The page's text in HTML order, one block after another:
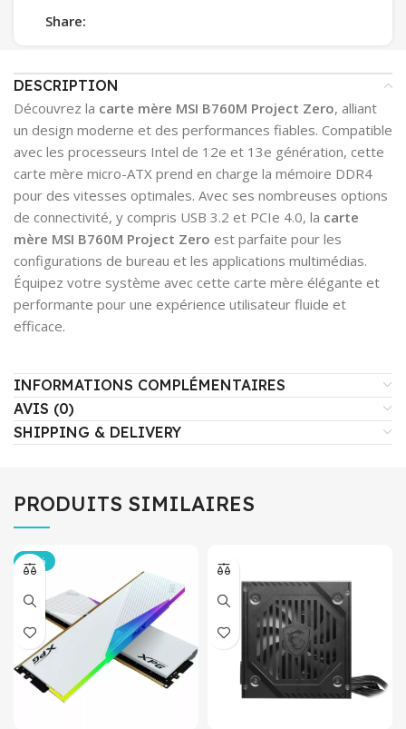
Share:
DESCRIPTION
Découvrez la carte mère MSI B760M Project Zero, alliant
un design moderne et des performances fiables. Compatible
avec les processeurs Intel de 12e et 13e génération, cette
carte mère micro-ATX prend en charge la mémoire DDR4
pour des vitesses optimales. Avec ses nombreuses options
de connectivité, y compris USB 3.2 et PCIe 4.0, la carte
mère MSI B760M Project Zero est parfaite pour les
configurations de bureau et les applications multimédias.
Équipez votre système avec cette carte mère élégante et
performante pour une expérience utilisateur fluide et
efficace.
INFORMATIONS COMPLÉMENTAIRES
AVIS (0)
SHIPPING & DELIVERY
PRODUITS SIMILAIRES
-19%